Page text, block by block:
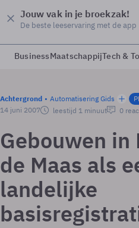
Jouw vak in je broekzak!
De beste leeservaring met de app
BusinessMaatschappijTech &
Achtergrond Automatisering Gids
14 juni 2007
leestijd 1 minuut 0
Gebouwen in
de Maas als
landelijke